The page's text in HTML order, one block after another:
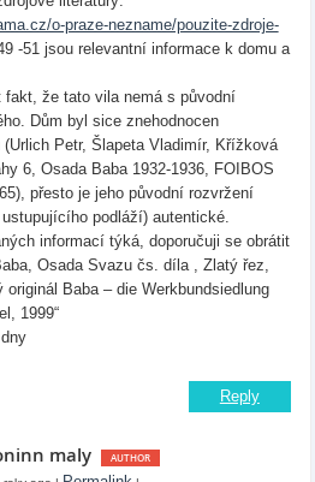
o-praze-nezname/pouzite-zdroje-
-51 jsou relevantní informace k domu a
fakt, že tato vila nemá s původní
Dům byl sice znehodnocen
Petr, Šlapeta Vladimír, Křížková
6, Osada Baba 1932-1936, FOIBOS
přesto je jeho původní rozvržení
podláží) autentické.
informací týká, doporučuji se obrátit
Osada Svazu čs. díla , Zlatý řez,
originál Baba – die Werkbundsiedlung
1999“
Reply
maly